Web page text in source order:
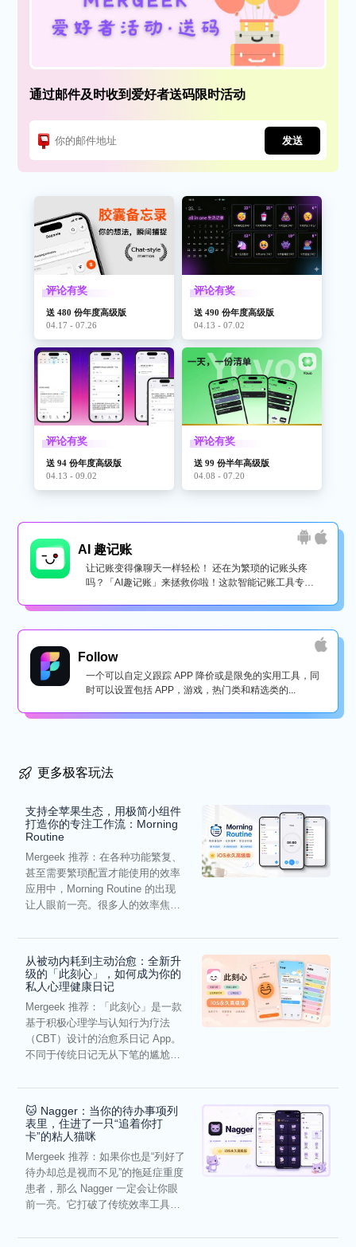
通过邮件及时收到爱好者送码限时活动
发送
评论有奖
送 480 份年度高级版
04.17 - 07.26
评论有奖
送 490 份年度高级版
04.13 - 07.02
评论有奖
送 94 份年度高级版
04.13 - 09.02
评论有奖
送 99 份半年高级版
04.08 - 07.20
AI 趣记账
让记账变得像聊天一样轻松！ 还在为繁琐的记账头疼
吗？「AI趣记账」来拯救你啦！这款智能记账工具专为
Follow
一个可以自定义跟踪 APP 降价或是限免的实用工具，同
时可以设置包括 APP，游戏，热门类和精选类的...
更多极客玩法
支持全苹果生态，用极简小组件
打造你的专注工作流：Morning
Routine
Mergeek 推荐：在各种功能繁复、
甚至需要繁琐配置才能使用的效率
应用中，Morning Routine 的出现
让人眼前一亮。很多人的效率焦
从被动内耗到主动治愈：全新升
级的「此刻心」，如何成为你的
私人心理健康日记
Mergeek 推荐：「此刻心」是一款
基于积极心理学与认知行为疗法
（CBT）设计的治愈系日记 App。
不同于传统日记无从下笔的尴尬，
🐱 Nagger：当你的待办事项列
表里，住进了一只“追着你打
卡”的粘人猫咪
Mergeek 推荐：如果你也是“列好了
待办却总是视而不见”的拖延症重度
患者，那么 Nagger 一定会让你眼
前一亮。它打破了传统效率工具冰